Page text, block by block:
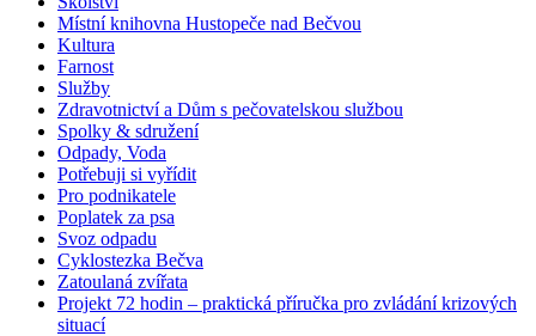
Místní knihovna Hustopeče nad Bečvou
Kultura
Farnost
Služby
Zdravotnictví a Dům s pečovatelskou službou
Spolky & sdružení
Odpady, Voda
Potřebuji si vyřídit
Pro podnikatele
Poplatek za psa
Svoz odpadu
Cyklostezka Bečva
Zatoulaná zvířata
Projekt 72 hodin – praktická příručka pro zvládání krizových
situací